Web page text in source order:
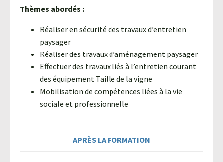
Thèmes abordés :
Réaliser en sécurité des travaux d’entretien
paysager
Réaliser des travaux d’aménagement paysager
Effectuer des travaux liés à l’entretien courant
des équipement Taille de la vigne
Mobilisation de compétences liées à la vie
sociale et professionnelle
APRÈS LA FORMATION